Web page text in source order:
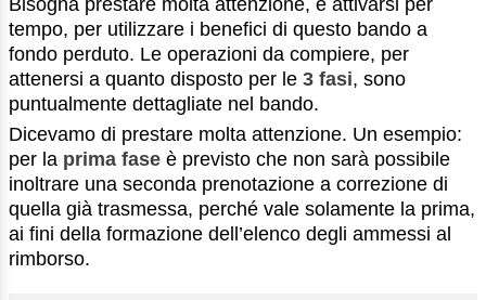
tempo, per utilizzare i benefici di questo bando a
fondo perduto. Le operazioni da compiere, per
attenersi a quanto disposto per le 3 fasi, sono
puntualmente dettagliate nel bando.
Dicevamo di prestare molta attenzione. Un esempio:
per la prima fase è previsto che non sarà possibile
inoltrare una seconda prenotazione a correzione di
quella già trasmessa, perché vale solamente la prima,
ai fini della formazione dell’elenco degli ammessi al
rimborso.